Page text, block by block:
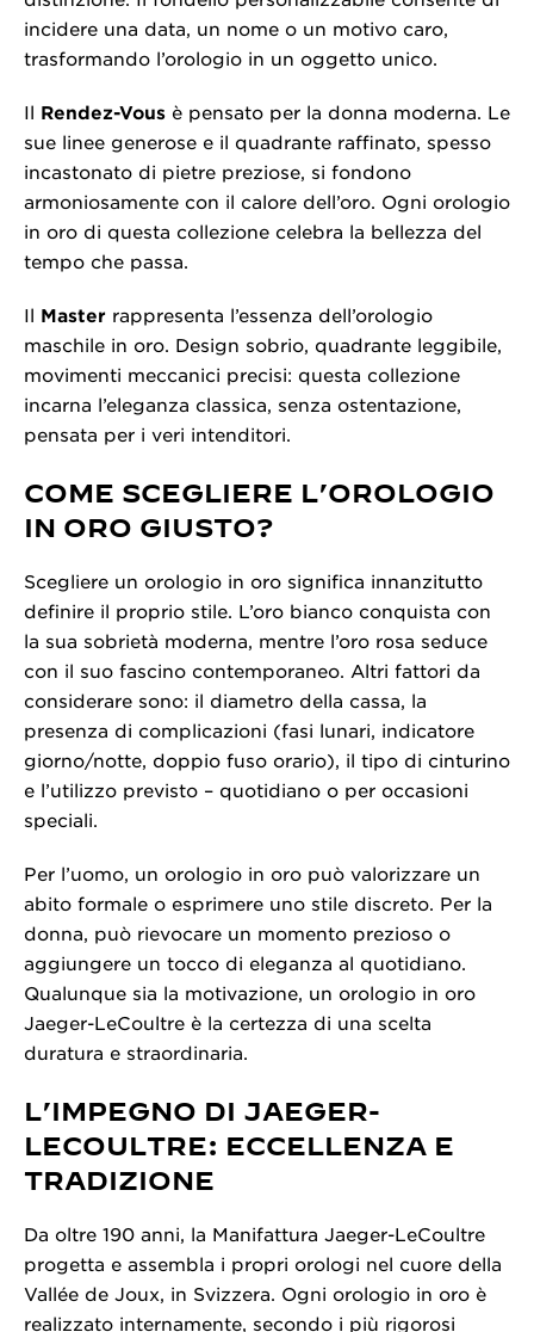
incidere una data, un nome o un motivo caro,
trasformando l’orologio in un oggetto unico.
Il Rendez-Vous è pensato per la donna moderna. Le
sue linee generose e il quadrante raffinato, spesso
incastonato di pietre preziose, si fondono
armoniosamente con il calore dell’oro. Ogni orologio
in oro di questa collezione celebra la bellezza del
tempo che passa.
Il Master rappresenta l’essenza dell’orologio
maschile in oro. Design sobrio, quadrante leggibile,
movimenti meccanici precisi: questa collezione
incarna l’eleganza classica, senza ostentazione,
pensata per i veri intenditori.
COME SCEGLIERE L’OROLOGIO
IN ORO GIUSTO?
Scegliere un orologio in oro significa innanzitutto
definire il proprio stile. L’oro bianco conquista con
la sua sobrietà moderna, mentre l’oro rosa seduce
con il suo fascino contemporaneo. Altri fattori da
considerare sono: il diametro della cassa, la
presenza di complicazioni (fasi lunari, indicatore
giorno/notte, doppio fuso orario), il tipo di cinturino
e l’utilizzo previsto – quotidiano o per occasioni
speciali.
Per l’uomo, un orologio in oro può valorizzare un
abito formale o esprimere uno stile discreto. Per la
donna, può rievocare un momento prezioso o
aggiungere un tocco di eleganza al quotidiano.
Qualunque sia la motivazione, un orologio in oro
Jaeger-LeCoultre è la certezza di una scelta
duratura e straordinaria.
L’IMPEGNO DI JAEGER-
LECOULTRE: ECCELLENZA E
TRADIZIONE
Da oltre 190 anni, la Manifattura Jaeger-LeCoultre
progetta e assembla i propri orologi nel cuore della
Vallée de Joux, in Svizzera. Ogni orologio in oro è
realizzato internamente, secondo i più rigorosi